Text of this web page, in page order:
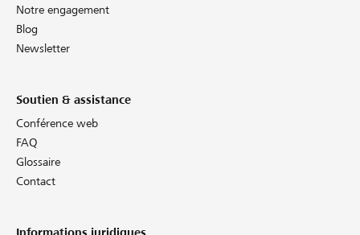
Notre engagement
Blog
Newsletter
Soutien & assistance
Conférence web
FAQ
Glossaire
Contact
Informations juridiques